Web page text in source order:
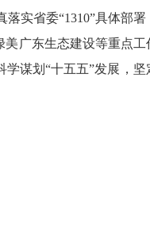
实省委“1310”具体部
广东生态建设等重点工
谋划“十五五”发展，